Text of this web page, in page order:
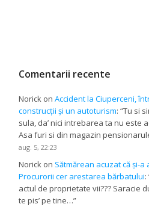
Comentarii recente
Norick onAccident la Ciuperceni,
construcții și un autoturism: “Tu si
sula, da’ nici intrebarea ta nu este
Asa furi si din magazin
aug. 5, 22:23
Norick on Sătmărean acuzat că și-
Procurorii cer arestarea bărbatului:
actul de proprietate vii??? Saracie
te pis’ pe tine…”